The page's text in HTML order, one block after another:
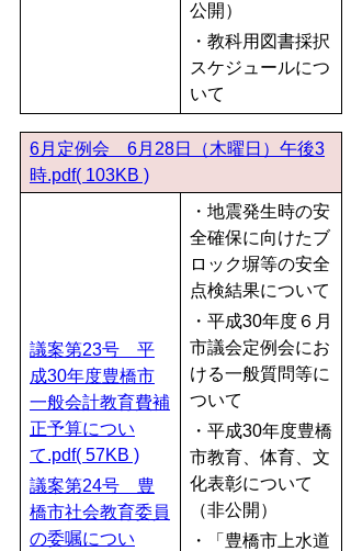
公開）
・教科用図書採択
スケジュールにつ
いて
6月定例会 6月28日（木曜日）午後3
時.pdf( 103KB )
議案第23号 平
成30年度豊橋市
一般会計教育費補
正予算につい
て.pdf( 57KB )
議案第24号 豊
橋市社会教育委員
の委嘱につい
・地震発生時の安
全確保に向けたブ
ロック塀等の安全
点検結果について
・平成30年度６月
市議会定例会にお
ける一般質問等に
ついて
・平成30年度豊橋
市教育、体育、文
化表彰について
（非公開）
・「豊橋市上水道